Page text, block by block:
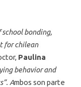
bonding,
for chilean
Paulina
behavior and
Ambos son parte